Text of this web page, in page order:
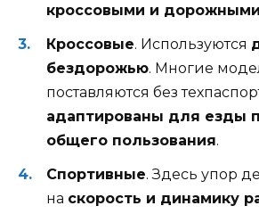
кроссовыми и дорожными
Кроссовые. Используются
бездорожью. Многие
поставляются без
адаптированы для езды
общего пользования.
Спортивные. Здесь упор
на скорость и динамику